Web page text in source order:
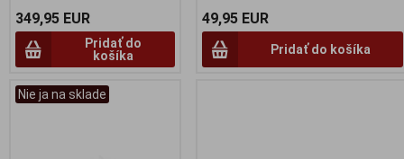
349,95 EUR
Pridať do
košíka
49,95 EUR
Pridať do košíka
Nie ja na sklade